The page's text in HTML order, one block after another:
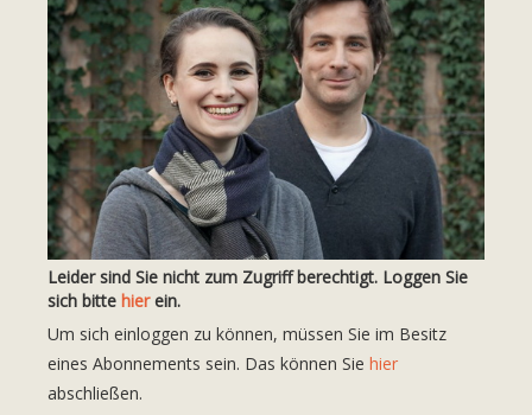
Leider sind Sie nicht zum Zugriff berechtigt. Loggen Sie
sich bitte hierein.
Um sich einloggen zu können, müssen Sie im Besitz
eines Abonnements sein. Das können Sie hier
abschließen.